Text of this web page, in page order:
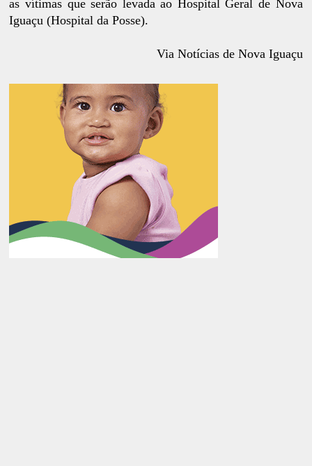
as vítimas que serão levada ao Hospital Geral de Nova
Iguaçu (Hospital da Posse).
Via Notícias de Nova Iguaçu